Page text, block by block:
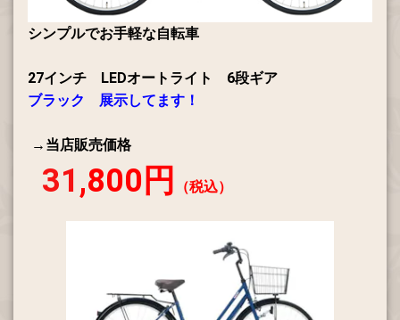
シンプルでお手軽な自転車
27インチ LEDオートライト 6段ギア
ブラック 展示してます！
→当店販売価格
31 ,800円 （税込）